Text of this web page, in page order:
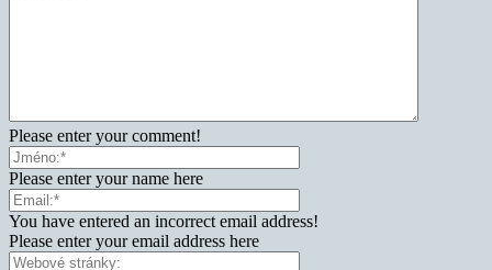
Please enter your comment!
Please enter your name here
You have entered an incorrect email address!
Please enter your email address here